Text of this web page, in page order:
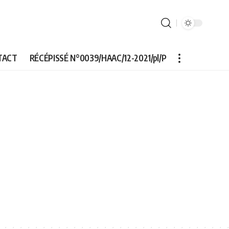
RÉCÉPISSÉ N°0039/HAAC/12-2021/pl/P